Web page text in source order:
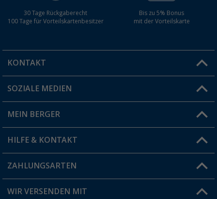
30 Tage Rückgaberecht
100 Tage für Vorteilskartenbesitzer
Bis zu 5% Bonus
mit der Vorteilskarte
KONTAKT
Du hast eine Frage?
Filiale finden
SOZIALE MEDIEN
MEIN BERGER
Vorteilskarte
Blog
HILFE & KONTAKT
FAQ & Kontakt
Versandinformationen
ZAHLUNGSARTEN
WIR VERSENDEN MIT